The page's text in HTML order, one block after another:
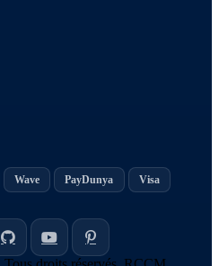
Wave PayDunya Visa